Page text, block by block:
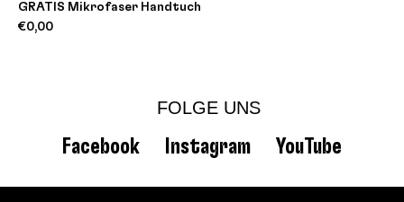
GRATIS Mikrofaser Handtuch
€0,00
FOLGE UNS
Facebook Instagram YouTube